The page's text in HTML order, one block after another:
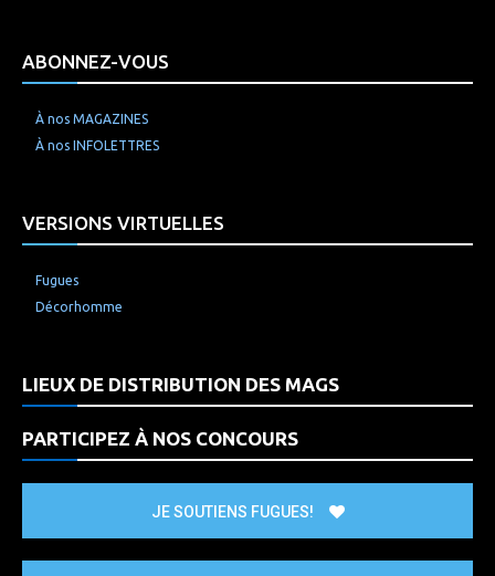
ABONNEZ-VOUS
À nos MAGAZINES
À nos INFOLETTRES
VERSIONS VIRTUELLES
Fugues
Décorhomme
LIEUX DE DISTRIBUTION DES MAGS
PARTICIPEZ À NOS CONCOURS
JE SOUTIENS FUGUES!